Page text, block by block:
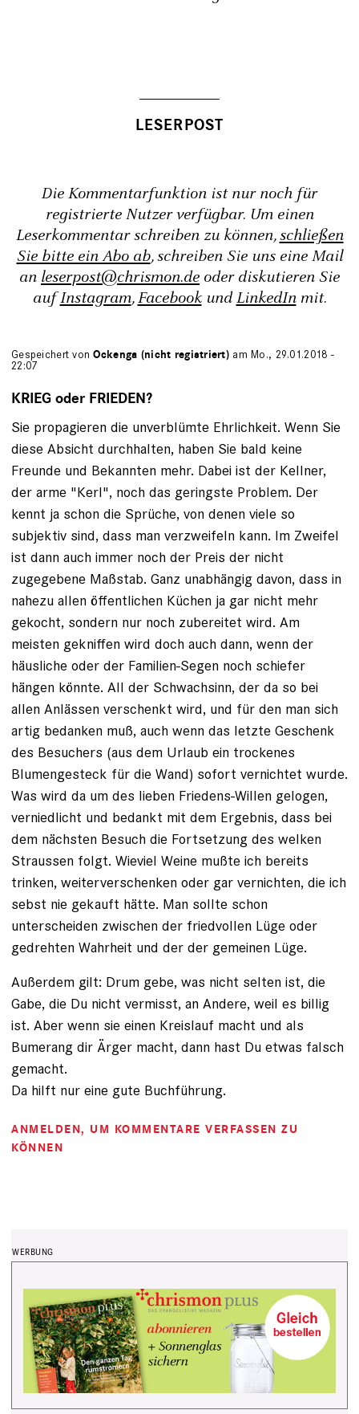
Die Kommentarfunktion ist nur noch für
registrierte Nutzer verfügbar. Um einen
Leserkommentar schreiben zu können,schließen
Sie bitte ein Abo ab, schreiben Sie uns eine Mail
an leserpost@chrismon.de oder diskutieren Sie
aufInstagram,FacebookundLinkedInmit.
Gespeichert vonOckenga (nicht registriert) am Mo., 29.01.2018 -
22:07
KRIEG oder FRIEDEN?
Sie propagieren die unverblümte Ehrlichkeit. Wenn Sie
diese Absicht durchhalten, haben Sie bald keine
Freunde und Bekannten mehr. Dabei ist der Kellner,
der arme "Kerl", noch das geringste Problem. Der
kennt ja schon die Sprüche, von denen viele so
subjektiv sind, dass man verzweifeln kann. Im Zweifel
ist dann auch immer noch der Preis der nicht
zugegebene Maßstab. Ganz unabhängig davon, dass in
nahezu allen öffentlichen Küchen ja gar nicht mehr
gekocht, sondern nur noch zubereitet wird. Am
meisten gekniffen wird doch auch dann, wenn der
häusliche oder der Familien-Segen noch schiefer
hängen könnte. All der Schwachsinn, der da so bei
allen Anlässen verschenkt wird, und für den man sich
artig bedanken muß, auch wenn das letzte Geschenk
des Besuchers (aus dem Urlaub ein trockenes
Blumengesteck für die Wand) sofort vernichtet wurde.
Was wird da um des lieben Friedens-Willen gelogen,
verniedlicht und bedankt mit dem Ergebnis, dass bei
dem nächsten Besuch die Fortsetzung des welken
Straussen folgt. Wieviel Weine mußte ich bereits
trinken, weiterverschenken oder gar vernichten, die ich
sebst nie gekauft hätte. Man sollte schon
unterscheiden zwischen der friedvollen Lüge oder
gedrehten Wahrheit und der der gemeinen Lüge.
Außerdem gilt: Drum gebe, was nicht selten ist, die
Gabe, die Du nicht vermisst, an Andere, weil es billig
ist. Aber wenn sie einen Kreislauf macht und als
Bumerang dir Ärger macht, dann hast Du etwas falsch
gemacht.
Da hilft nur eine gute Buchführung.
ANMELDEN, UM KOMMENTARE VERFASSEN ZU
KÖNNEN